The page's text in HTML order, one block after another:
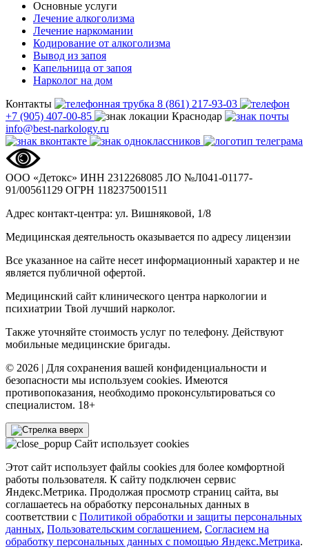
Основные услуги
Лечение алкоголизма
Лечение наркомании
Кодирование от алкоголизма
Вывод из запоя
Капельница от запоя
Нарколог на дом
Контакты
8 (861) 217-93-03
+7 (905) 407-00-85
Краснодар
info@best-narkology.ru
ООО «Детокс» ИНН 2312268085 ЛО №Л041-01177-
91/00561129 ОГРН 1182375001511
Адрес контакт-центра: ул. Вишняковой, 1/8
Медицинская деятельность оказывается по адресу лицензии
Все указанное на сайте несет информационный характер и не
является публичной офертой.
Медицинский сайт клинического центра наркологии и
психиатрии Твой лучший нарколог.
Также уточняйте стоимость услуг по телефону. Действуют
мобильные медицинские бригады.
© 2026 | Для сохранения вашей конфиденциальности и
безопасности мы используем cookies. Имеются
противопоказания, необходимо проконсультироваться со
специалистом. 18+
Сайт использует cookies
Этот сайт использует файлы cookies для более комфортной
работы пользователя. К сайту подключен сервис
Яндекс.Метрика. Продолжая просмотр страниц сайта, вы
соглашаетесь на обработку персональных данных в
соответствии с Политикой обработки и защиты персональных
данных, Пользовательским соглашением, Согласием на
обработку персональных данных с помощью Яндекс.Метрика.